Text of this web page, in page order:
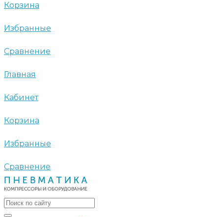
Корзина
Избранные
Сравнение
Главная
Кабинет
Корзина
Избранные
Сравнение